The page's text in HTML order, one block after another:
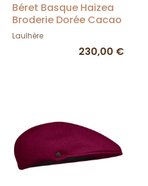
Béret Basque Haizea
Broderie Dorée Cacao
- Laulhère
Laulhère
230,00 €